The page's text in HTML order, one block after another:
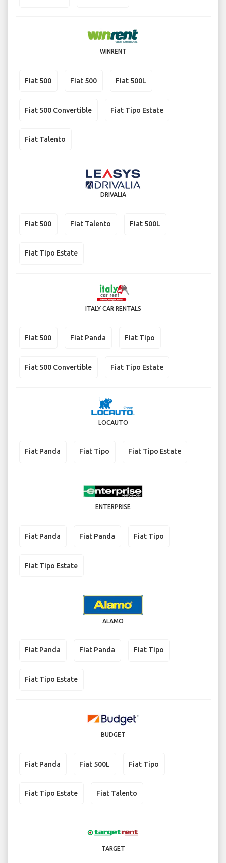
WINRENT
Fiat 500 Fiat 500 Fiat 500L
Fiat 500 Convertible Fiat Tipo Estate
Fiat Talento
DRIVALIA
Fiat 500 Fiat Talento Fiat 500L
Fiat Tipo Estate
ITALY CAR RENTALS
Fiat 500 Fiat Panda Fiat Tipo
Fiat 500 Convertible Fiat Tipo Estate
LOCAUTO
Fiat Panda Fiat Tipo Fiat Tipo Estate
ENTERPRISE
Fiat Panda Fiat Panda Fiat Tipo
Fiat Tipo Estate
ALAMO
Fiat Panda Fiat Panda Fiat Tipo
Fiat Tipo Estate
BUDGET
Fiat Panda Fiat 500L Fiat Tipo
Fiat Tipo Estate Fiat Talento
TARGET